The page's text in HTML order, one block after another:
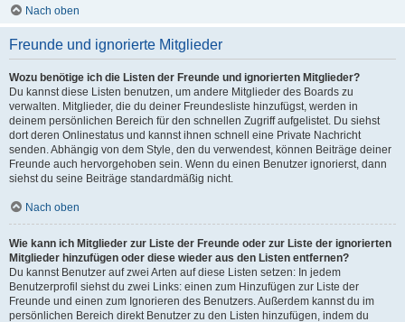
Nach oben
Freunde und ignorierte Mitglieder
Wozu benötige ich die Listen der Freunde und ignorierten Mitglieder?
Du kannst diese Listen benutzen, um andere Mitglieder des Boards zu
verwalten. Mitglieder, die du deiner Freundesliste hinzufügst, werden in
deinem persönlichen Bereich für den schnellen Zugriff aufgelistet. Du siehst
dort deren Onlinestatus und kannst ihnen schnell eine Private Nachricht
senden. Abhängig von dem Style, den du verwendest, können Beiträge deiner
Freunde auch hervorgehoben sein. Wenn du einen Benutzer ignorierst, dann
siehst du seine Beiträge standardmäßig nicht.
Nach oben
Wie kann ich Mitglieder zur Liste der Freunde oder zur Liste der ignorierten
Mitglieder hinzufügen oder diese wieder aus den Listen entfernen?
Du kannst Benutzer auf zwei Arten auf diese Listen setzen: In jedem
Benutzerprofil siehst du zwei Links: einen zum Hinzufügen zur Liste der
Freunde und einen zum Ignorieren des Benutzers. Außerdem kannst du im
persönlichen Bereich direkt Benutzer zu den Listen hinzufügen, indem du